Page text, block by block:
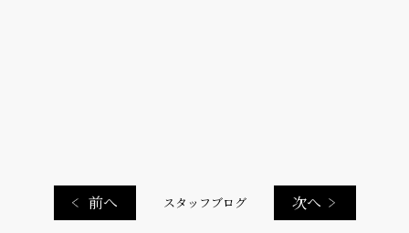
前へ スタッフブログ 次へ